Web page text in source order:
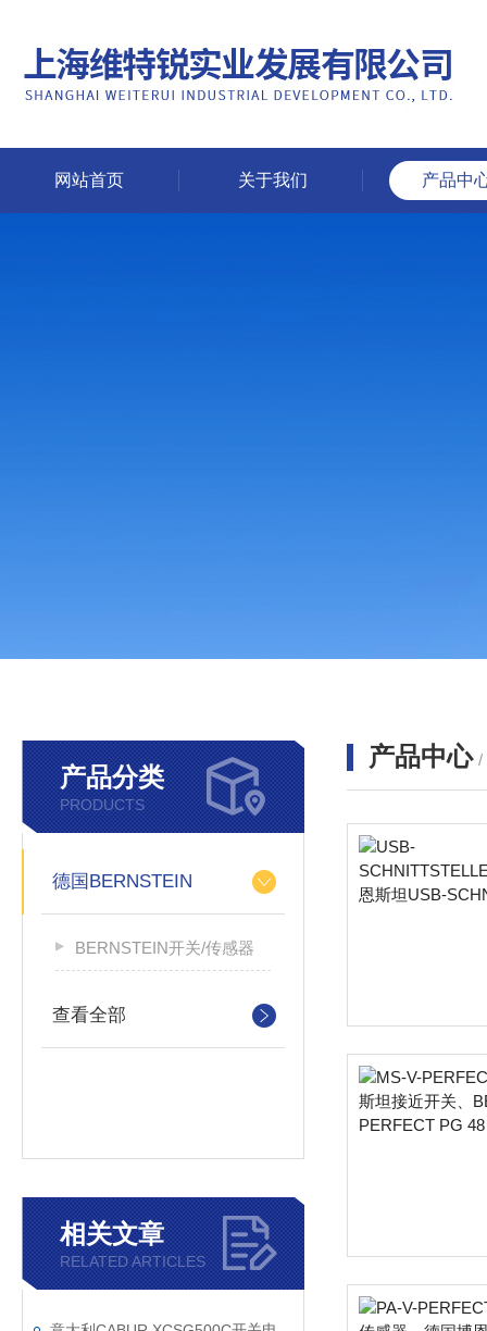
网站首页 关于我们 产品中
产品分类
PRODUCTS
德国BERNSTEIN
BERNSTEIN开关/传感器
查看全部
相关文章
RELATED ARTICLES
产品中心 /